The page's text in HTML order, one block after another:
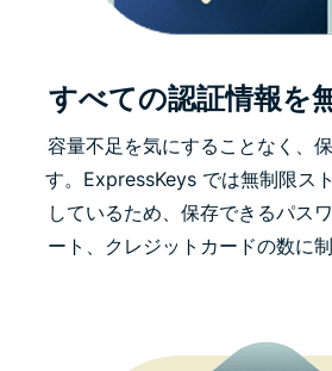
すべての認証情報を
容量不足を気にすることなく、
す。ExpressKeys では無制限ス
しているため、保存できるパス
ート、クレジットカードの数に